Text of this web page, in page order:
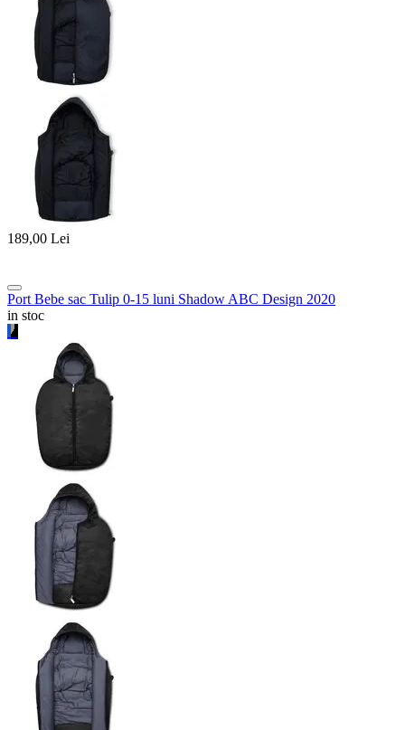
189,00 Lei
Port Bebe sac Tulip 0-15 luni Shadow ABC Design 2020
in stoc